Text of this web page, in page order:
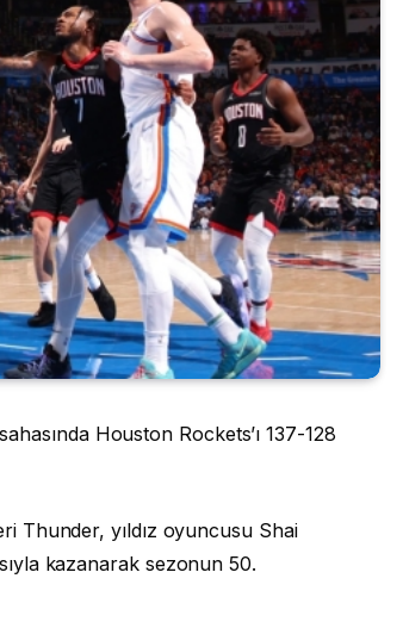
Houston Rockets’ı 137-128
Thunder, yıldız oyuncusu Shai
kazanarak sezonun 50.